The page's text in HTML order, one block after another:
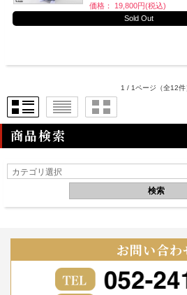
価格： 19,800円(税込)
Sold Out
1 / 1ページ （全12件
商品検索
お問い合わ